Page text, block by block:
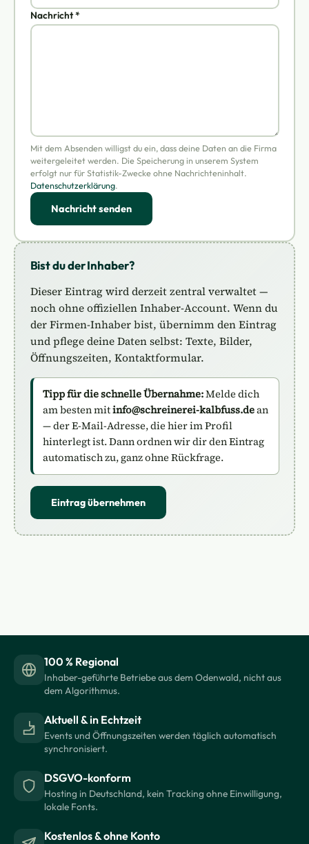
Nachricht *
Mit dem Absenden willigst du ein, dass deine Daten an die Firma
weitergeleitet werden. Die Speicherung in unserem System
erfolgt nur für Statistik-Zwecke ohne Nachrichteninhalt.
Datenschutzerklärung.
Nachricht senden
Bist du der Inhaber?
Dieser Eintrag wird derzeit zentral verwaltet —
noch ohne offiziellen Inhaber-Account. Wenn du
der Firmen-Inhaber bist, übernimm den Eintrag
und pflege deine Daten selbst: Texte, Bilder,
Öffnungszeiten, Kontaktformular.
Tipp für die schnelle Übernahme:Melde dich
am besten mitinfo@schreinerei-kalbfuss.dean
— der E-Mail-Adresse, die hier im Profil
hinterlegt ist. Dann ordnen wir dir den Eintrag
automatisch zu, ganz ohne Rückfrage.
Eintrag übernehmen
100 % Regional
Inhaber-geführte Betriebe aus dem Odenwald, nicht aus
dem Algorithmus.
Aktuell & in Echtzeit
Events und Öffnungszeiten werden täglich automatisch
synchronisiert.
DSGVO-konform
Hosting in Deutschland, kein Tracking ohne Einwilligung,
lokale Fonts.
Kostenlos & ohne Konto